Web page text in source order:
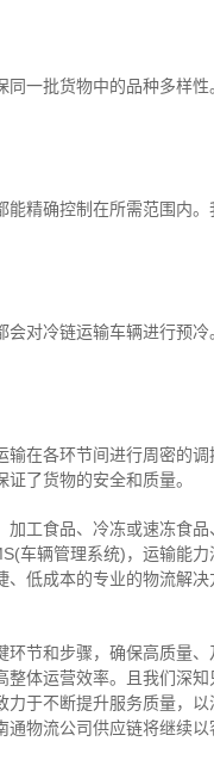
一批货物中的品种多样
精确控制在所需范围内
对冷链运输车辆进行预
在各环节间进行周密的
了货物的安全和质量。
工食品、冷冻或速冻食
车辆管理系统)，运输能
低成本的专业的物流解
环节和步骤，确保高质量
整体运营效率。且 我们深知
于不断提升服务质量，以
通物流公司供应链将继续